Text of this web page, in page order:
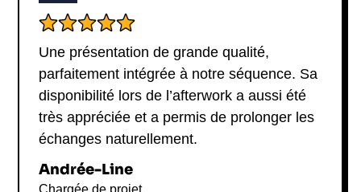
Une présentation de grande qualité,
parfaitement intégrée à notre séquence. Sa
disponibilité lors de l’afterwork a aussi été
très appréciée et a permis de prolonger les
échanges naturellement.
Andrée-Line
Chargée de projet